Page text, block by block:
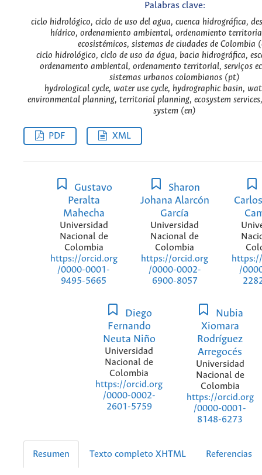
Palabras clave:
ciclo hidrológico, ciclo de uso del agua, cuenca hidrográfica,
hídrico, ordenamiento ambiental, ordenamiento
ecosistémicos, sistemas de ciudades de Colombia
ciclo hidrológico, ciclo de uso da água, bacia hidrográfica,
ordenamento ambiental, ordenamento territorial, serviços
sistemas urbanos colombianos (pt)
hydrological cycle, water use cycle, hydrographic basin,
environmental planning, territorial planning, ecosystem
system (en)
PDF XML
Gustavo
Peralta
Mahecha
Universidad
Nacional de
Colombia
https://orcid.org
/0000-0001-
9495-5665
Sharon
Johana Alarcón
García
Universidad
Nacional de
Colombia
https://orcid.org
/0000-0002-
6900-8057
/
Diego
Fernando
Neuta Niño
Universidad
Nacional de
Colombia
https://orcid.org
/0000-0002-
2601-5759
Nubia
Xiomara
Rodríguez
Arregocés
Universidad
Nacional de
Colombia
https://orcid.org
/0000-0001-
8148-6273
Resumen Texto completo XHTML Referencias